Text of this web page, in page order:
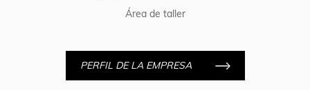
Efecto voluminizador: el delineador de labios ayuda a
Función dual: el lápiz labial y el delineador en un solo
Área de taller
PERFIL DE LA EMPRESA